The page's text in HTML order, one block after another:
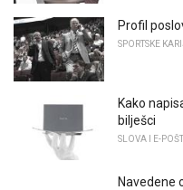
Profil
SPORTSKE
Kako
bilješci
SLOVA I E-
Navedene